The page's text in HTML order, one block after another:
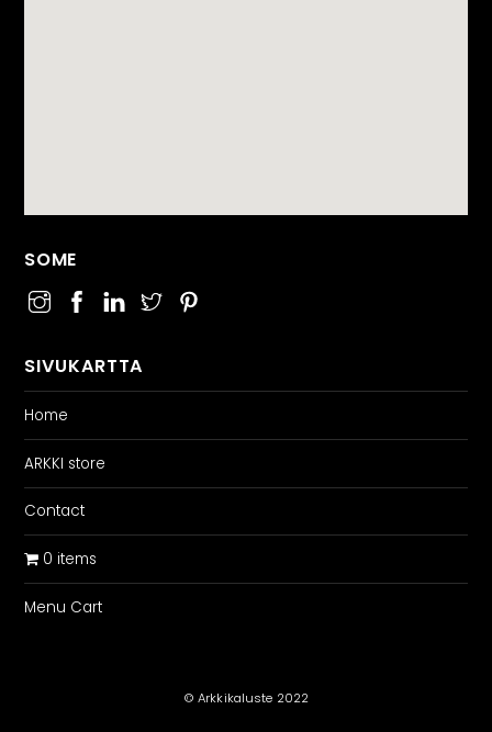
SOME
SIVUKARTTA
Home
ARKKI store
Contact
0 items
Menu Cart
© Arkkikaluste 2022